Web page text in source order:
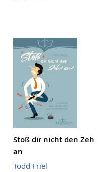
Stoß dir nicht den Zeh
an
Todd Friel